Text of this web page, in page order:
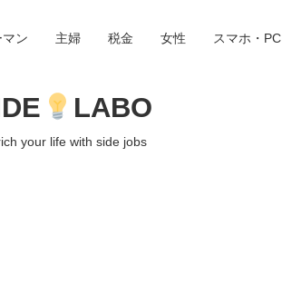
LABO
your life with side jobs
ン 主婦 税金 女性 スマホ・PC